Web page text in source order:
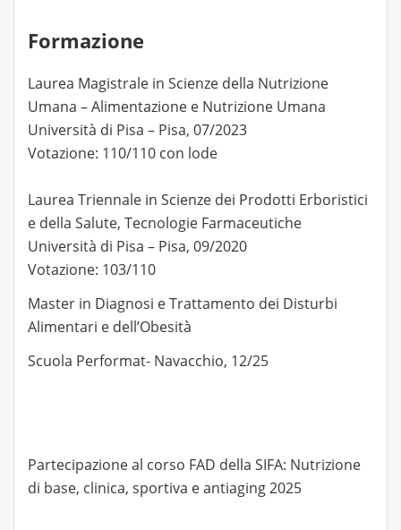
Formazione
Laurea Magistrale in Scienze della Nutrizione
Umana – Alimentazione e Nutrizione Umana
Università di Pisa – Pisa, 07/2023
Votazione: 110/110 con lode
Laurea Triennale in Scienze dei Prodotti Erboristici
e della Salute, Tecnologie Farmaceutiche
Università di Pisa – Pisa, 09/2020
Votazione: 103/110
Master in Diagnosi e Trattamento dei Disturbi
Alimentari e dell’Obesità
Scuola Performat- Navacchio, 12/25
Partecipazione al corso FAD della SIFA: Nutrizione
di base, clinica, sportiva e antiaging 2025